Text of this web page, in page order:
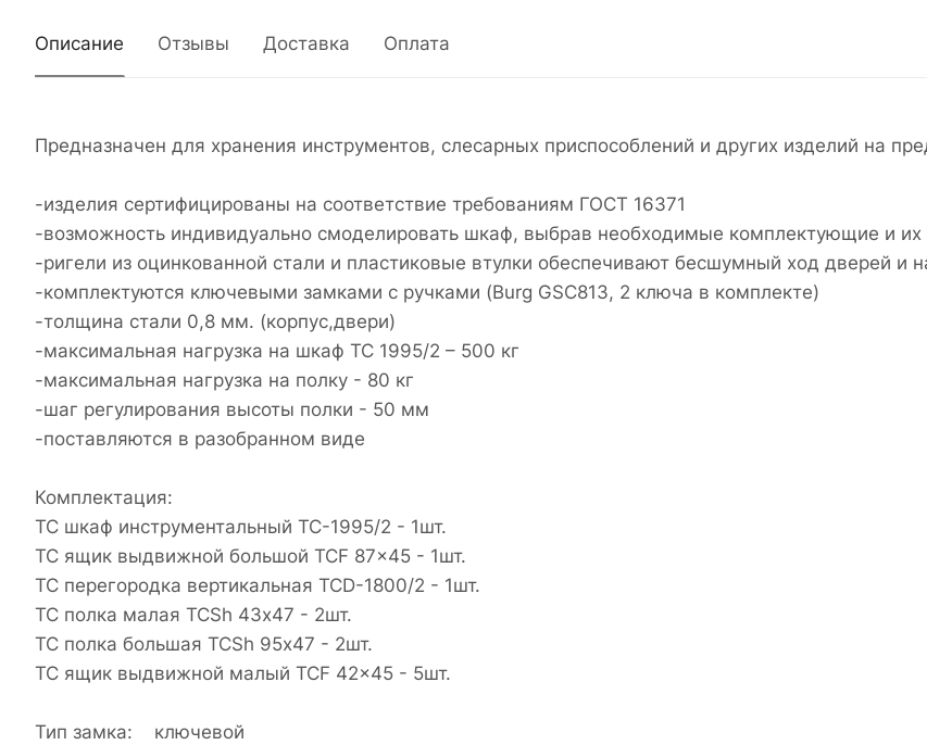
Описание Отзывы Доставка Оплата
Предназначен для хранения инструментов, слесарных приспособлений и других изделий на
-изделия сертифицированы на соответствие требованиям ГОСТ 16371
-возможность индивидуально смоделировать шкаф, выбрав необходимые комплектующие и
-ригели из оцинкованной стали и пластиковые втулки обеспечивают бесшумный ход дверей и
-комплектуются ключевыми замками с ручками (Burg GSC813, 2 ключа в комплекте)
-толщина стали 0,8 мм. (корпус,двери)
-максимальная нагрузка на шкаф ТС 1995/2 – 500 кг
-максимальная нагрузка на полку - 80 кг
-шаг регулирования высоты полки - 50 мм
-поставляются в разобранном виде
Комплектация:
TC шкаф инструментальный TC-1995/2 - 1шт.
TC ящик выдвижной большой TCF 87x45 - 1шт.
TC перегородка вертикальная TCD-1800/2 - 1шт.
TC полка малая TCSh 43х47 - 2шт.
TC полка большая TCSh 95х47 - 2шт.
TC ящик выдвижной малый TCF 42x45 - 5шт.
Тип замка: ключевой